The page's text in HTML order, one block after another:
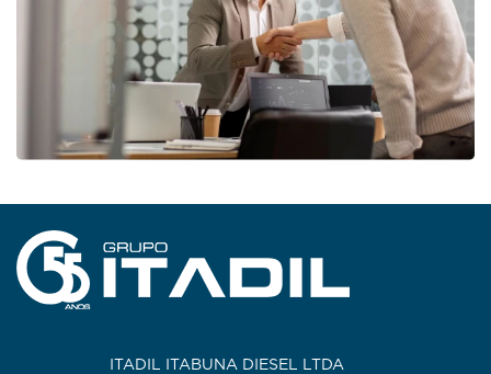
ITADIL ITABUNA DIESEL LTDA